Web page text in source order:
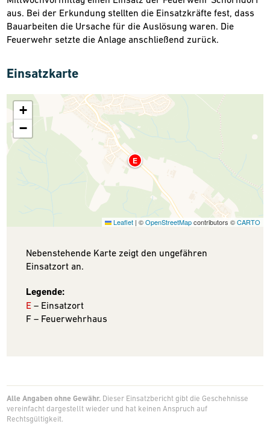
aus. Bei der Erkundung stellten die Einsatzkräfte fest, dass
Bauarbeiten die Ursache für die Auslösung waren. Die
Feuerwehr setzte die Anlage anschließend zurück.
Einsatzkarte
E
+
−
Leaflet | ©OpenStreetMapcontributors ©CARTO
Nebenstehende Karte zeigt den ungefähren
Einsatzort an.
Legende:
E – Einsatzort
F – Feuerwehrhaus
Alle Angaben ohne Gewähr. Dieser Einsatzbericht gibt die Geschehnisse
vereinfacht dargestellt wieder und hat keinen Anspruch auf
Rechtsgültigkeit.